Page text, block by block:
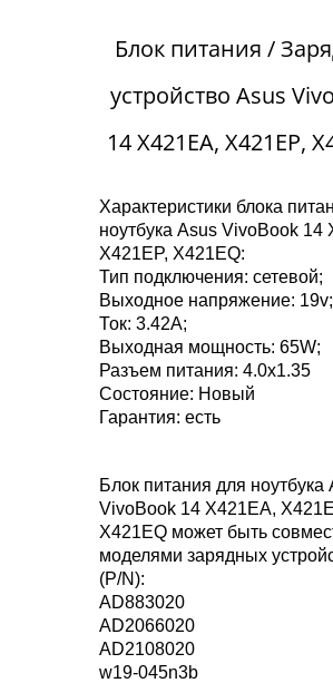
Блок питания /
устройство Asus
14 X421EA, X421EP,
Характеристики блока
ноутбука Asus VivoBook 14
X421EP, X421EQ:
Тип подключения: сетевой;
Выходное напряжение: 19v;
Ток: 3.42A;
Выходная мощность: 65W;
Разъем питания: 4.0x1.35
Состояние: Новый
Гарантия: есть
Блок питания для ноутбука
VivoBook 14 X421EA,
X421EQ может быть
моделями зарядных
(P/N):
AD883020
AD2066020
AD2108020
w19-045n3b